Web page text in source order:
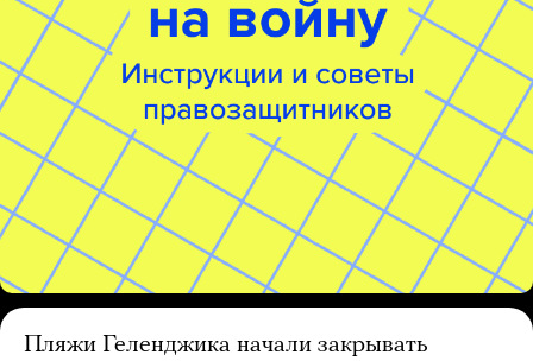
Пляжи Геленджика начали закрывать